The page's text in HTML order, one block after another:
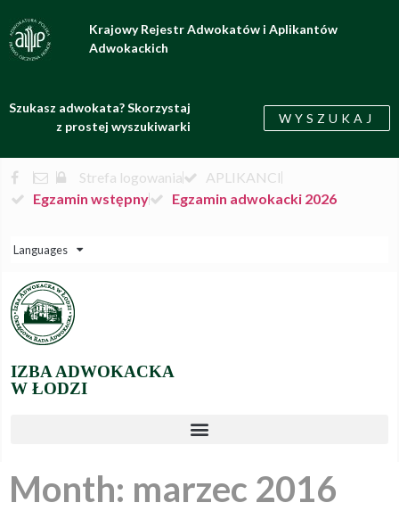
Krajowy Rejestr Adwokatów i Aplikantów
Adwokackich
Szukasz adwokata? Skorzystaj
z prostej wyszukiwarki
WYSZUKAJ
Strefa logowania
APLIKANCI
Egzamin wstępny
Egzamin adwokacki 2026
Languages
IZBA ADWOKACKA
W ŁODZI
Month: marzec 2016